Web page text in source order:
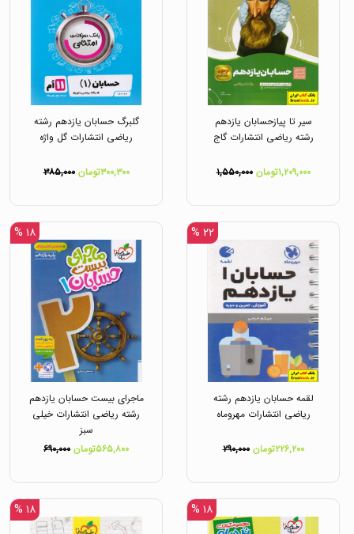
سیر تا پیازحسابان یازدهم
رشته ریاضی انتشارات گاج
۱,۲۰۹,۰۰۰تومان ۱,۵۵۰,۰۰۰
گلبرگ حسابان یازدهم رشته
ریاضی انتشارات گل واژه
۳۰۰,۳۰۰تومان ۳۸۵,۰۰۰
۲۲ %
لقمه حسابان یازدهم رشته
ریاضی انتشارات مهروماه
۲۲۶,۲۰۰تومان ۲۹۰,۰۰۰
۱۸ %
ماجرای بیست حسابان یازدهم
رشته ریاضی انتشارات خیلی
سبز
۵۶۵,۸۰۰تومان
۶۹۰,۰۰۰
۱۸ % ۱۸ %